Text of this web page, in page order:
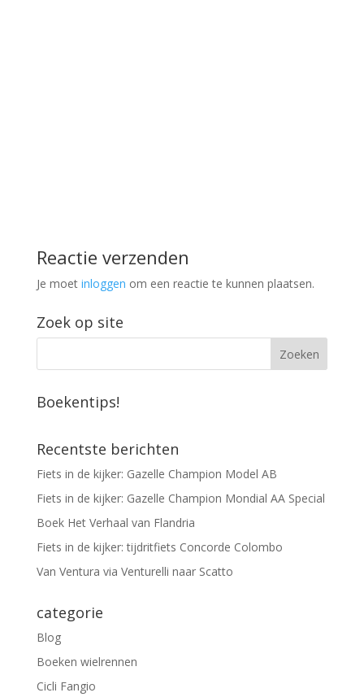
Reactie verzenden
Je moet inloggen om een reactie te kunnen plaatsen.
Zoek op site
Boekentips!
Recentste berichten
Fiets in de kijker: Gazelle Champion Model AB
Fiets in de kijker: Gazelle Champion Mondial AA Special
Boek Het Verhaal van Flandria
Fiets in de kijker: tijdritfiets Concorde Colombo
Van Ventura via Venturelli naar Scatto
categorie
Blog
Boeken wielrennen
Cicli Fangio